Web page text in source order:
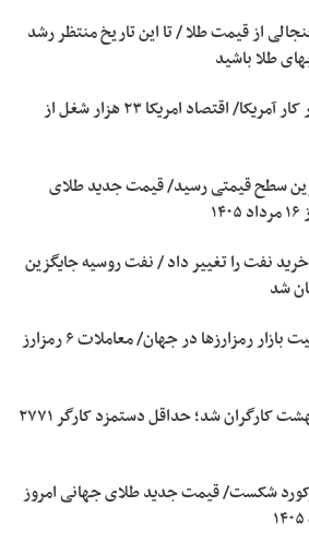
از قیمت طلا / تا این تاریخ منتظر رشد
طلا باشید
شوک به بازار کار آمریکا/ اقتصاد امریکا ۲۳ هزار شغل از
سطح قیمتی رسید/ قیمت جدید طلای
نفت را تغییر داد / نفت روسیه جایگزین
شد
آخرین وضعیت بازار رمزارزها در جهان/ معاملات ۶ رمزارز
این کشور بهشت کارگران شد؛ حداقل دستمزد کارگر ۲۷۷۱
شکست/ قیمت جدید طلای جهانی امروز